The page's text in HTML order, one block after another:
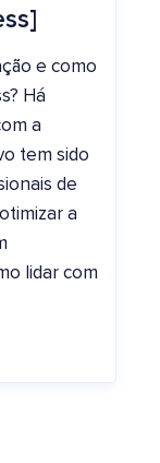
e como
Há
a
tem sido
de
a
lidar com